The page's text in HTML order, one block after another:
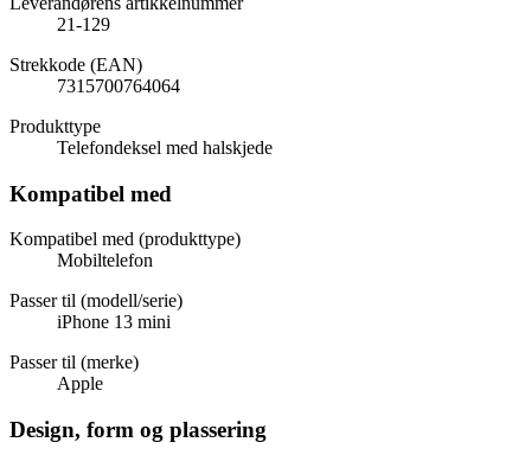
21-129
Strekkode (EAN)
7315700764064
Produkttype
Telefondeksel med halskjede
Kompatibel med
Kompatibel med (produkttype)
Mobiltelefon
Passer til (modell/serie)
iPhone 13 mini
Passer til (merke)
Apple
Design, form og plassering